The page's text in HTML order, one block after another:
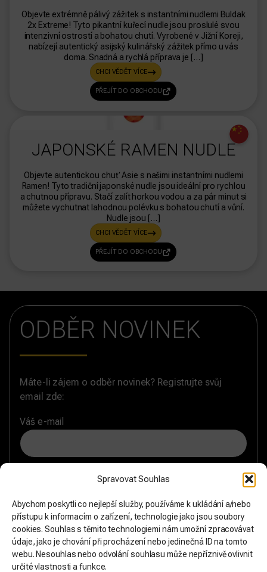
Spravovat Souhlas
Abychom poskytli co nejlepší služby, používáme k ukládání a/nebo
přístupu k informacím o zařízení, technologie jako jsou soubory
cookies. Souhlas s těmito technologiemi nám umožní zpracovávat
údaje, jako je chování při procházení nebo jedinečná ID na tomto
webu. Nesouhlas nebo odvolání souhlasu může nepříznivě ovlivnit
určité vlastnosti a funkce.
Objevte extrémně pálivý zážitek s instantními nudlemi Buldak
2x Extreme! Tyto pikantní kuřecí nudle jsou proslulé svou
intenzivní ostrostí a bohatou chutí. Vyrobené v Jižní Koreji,
nabízejí autentický asijský kulinářský zážitek přímo u vás
doma. Snadná a rychlá příprava je […]
CHCI VĚDĚT VÍCE
PŘEJÍT DO OBCHODU
dasdas
JAPONSKÉ RAMEN NUDLE
Objevte autentickou chuť Asie s našimi instantními nudlemi
Ramen! Tyto tradiční japonské nudle jsou ideální pro rychlou
a chutnou přípravu. Stačí zalít horkou vodou a za pár minut si
můžete vychutnat lahodnou polévku s bohatou chutí a vůní.
Nudle jsou […]
CHCI VĚDĚT VÍCE
PŘEJÍT DO OBCHODU
ODBĚR NOVINEK
Máte-li zájem o odběr novinek? Registrujte svůj
email zde:
Váš e-mail
chci formulář odeslat.